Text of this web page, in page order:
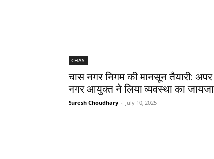
CHAS
चास नगर निगम की मानसून तैयारी: अपर
नगर आयुक्त ने लिया व्यवस्था का जायजा
Suresh Choudhary - July 10, 2025